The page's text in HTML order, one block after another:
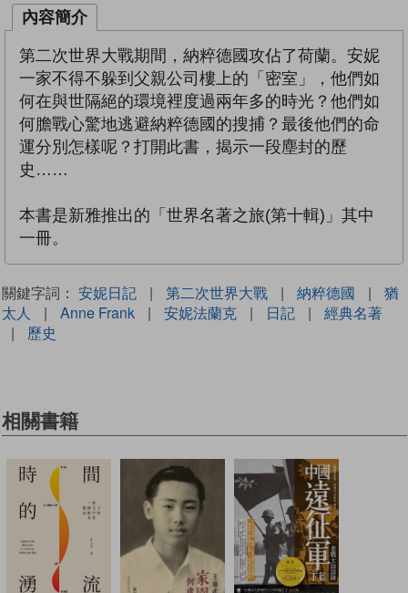
內容簡介
第二次世界大戰期間，納粹德國攻佔了荷蘭。安妮
一家不得不躲到父親公司樓上的「密室」，他們如
何在與世隔絕的環境裡度過兩年多的時光？他們如
何膽戰心驚地逃避納粹德國的搜捕？最後他們的命
運分別怎樣呢？打開此書，揭示一段塵封的歷
史……
本書是新雅推出的「世界名著之旅(第十輯)」其中
一冊。
關鍵字詞： 安妮日記 | 第二次世界大戰 | 納粹德國 |
猶
太人
| Anne Frank | 安妮法蘭克 | 日記 |
經典名著
|
歷史
相關書籍